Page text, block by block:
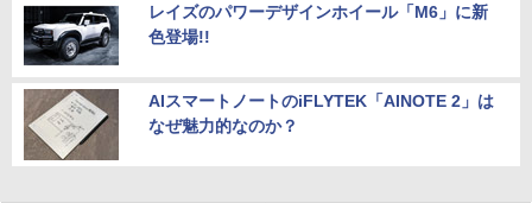
レイズのパワーデザインホイール「M6」に新
色登場!!
AIスマートノートのiFLYTEK「AINOTE 2」は
なぜ魅力的なのか？